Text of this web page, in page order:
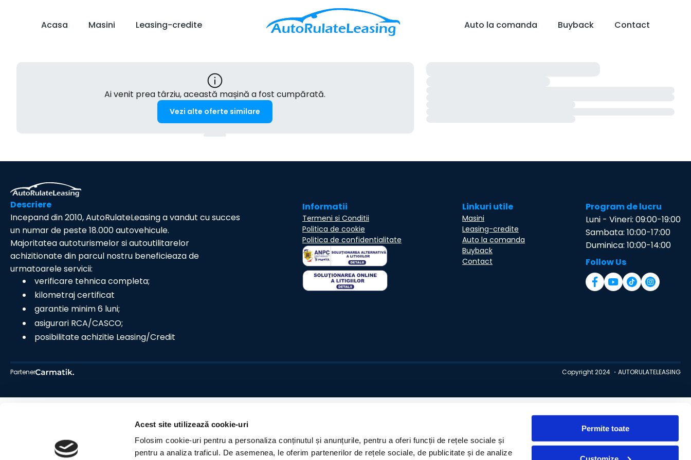
Acest site utilizează cookie-uri
Folosim cookie-uri pentru a personaliza conținutul și anunțurile, pentru a oferi funcții de rețele sociale și
pentru a analiza traficul. De asemenea, le oferim partenerilor de rețele sociale, de publicitate și de analize
Permite toate
Acasa Masini Leasing-credite Auto la comanda Buyback Contact
Ai venit prea târziu, această mașină a fost cumpărată.
Vezi alte oferte similare
Descriere
Incepand din 2010, AutoRulateLeasing a vandut cu succes
un numar de peste 18.000 autovehicule.
Majoritatea autoturismelor si autoutilitarelor
achizitionate din parcul nostru beneficieaza de
urmatoarele servicii:
verificare tehnica completa;
kilometraj certificat
garantie minim 6 luni;
asigurari RCA/CASCO;
posibilitate achizitie Leasing/Credit
Informatii
Termeni si Conditii
Politica de cookie
Politica de confidentialitate
Linkuri utile
Masini
Leasing-credite
Auto la comanda
Buyback
Contact
Program de lucru
Luni - Vineri: 09:00-19:00
Sambata: 10:00-17:00
Duminica: 10:00-14:00
Follow Us
Partener Copyright 2024 ・AUTORULATELEASING